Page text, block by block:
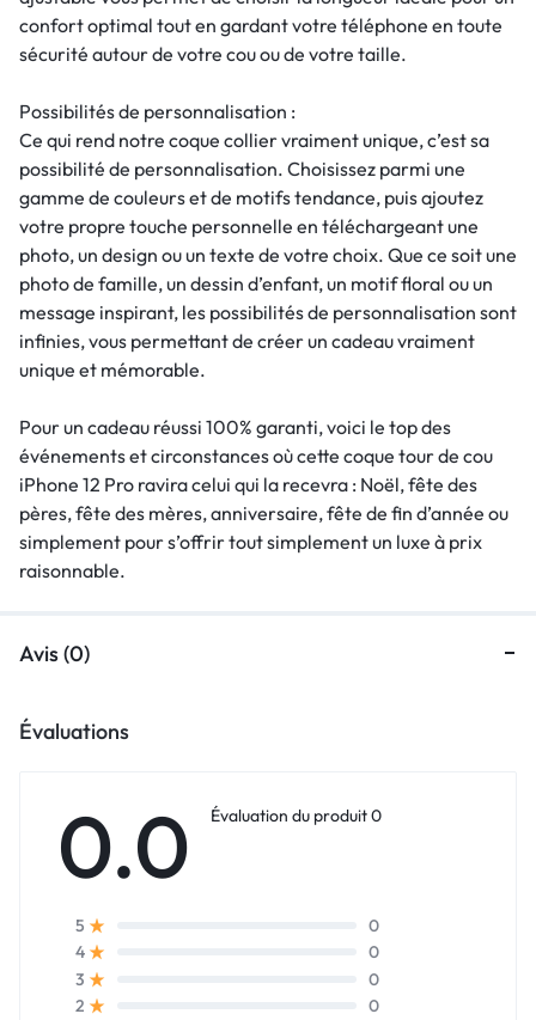
confort optimal tout en gardant votre téléphone en toute
sécurité autour de votre cou ou de votre taille.
Possibilités de personnalisation :
Ce qui rend notre coque collier vraiment unique, c’est sa
possibilité de personnalisation. Choisissez parmi une
gamme de couleurs et de motifs tendance, puis ajoutez
votre propre touche personnelle en téléchargeant une
photo, un design ou un texte de votre choix. Que ce soit une
photo de famille, un dessin d’enfant, un motif floral ou un
message inspirant, les possibilités de personnalisation sont
infinies, vous permettant de créer un cadeau vraiment
unique et mémorable.
Pour un cadeau réussi 100% garanti, voici le top des
événements et circonstances où cette coque tour de cou
iPhone 12 Pro ravira celui qui la recevra : Noël, fête des
pères, fête des mères, anniversaire, fête de fin d’année ou
simplement pour s’offrir tout simplement un luxe à prix
raisonnable.
Avis (0)
Évaluations
0.0 Évaluation du produit 0
5
0
4
0
3
0
2
0